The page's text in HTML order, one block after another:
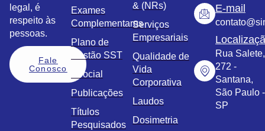
legal, é
respeito às
pessoas.
Fale
Conosco
Exames
Complementares
Plano de
Gestão SST
eSocial
Publicações
Títulos
Pesquisados
& (NRs)
Serviços
Empresariais
Qualidade de
Vida
Corporativa
Laudos
Dosimetria
E-mail
Rua Salete,
272 -
Santana,
São Paulo -
SP